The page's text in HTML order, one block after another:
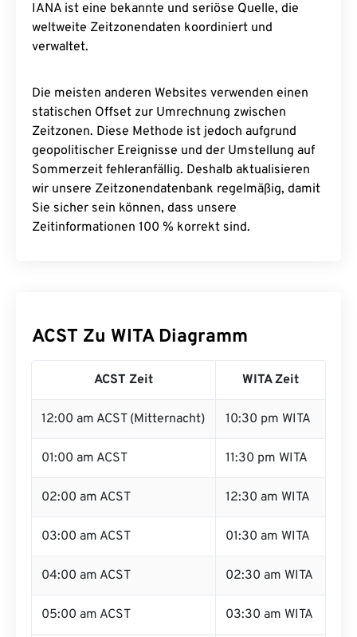
IANA ist eine bekannte und seriöse Quelle, die
weltweite Zeitzonendaten koordiniert und
verwaltet.
Die meisten anderen Websites verwenden einen
statischen Offset zur Umrechnung zwischen
Zeitzonen. Diese Methode ist jedoch aufgrund
geopolitischer Ereignisse und der Umstellung auf
Sommerzeit fehleranfällig. Deshalb aktualisieren
wir unsere Zeitzonendatenbank regelmäßig, damit
Sie sicher sein können, dass unsere
Zeitinformationen 100 % korrekt sind.
ACST Zu WITA Diagramm
ACST Zeit WITA Zeit
12:00 am ACST (Mitternacht) 10:30 pm WITA
01:00 am ACST 11:30 pm WITA
02:00 am ACST 12:30 am WITA
03:00 am ACST 01:30 am WITA
04:00 am ACST 02:30 am WITA
05:00 am ACST 03:30 am WITA